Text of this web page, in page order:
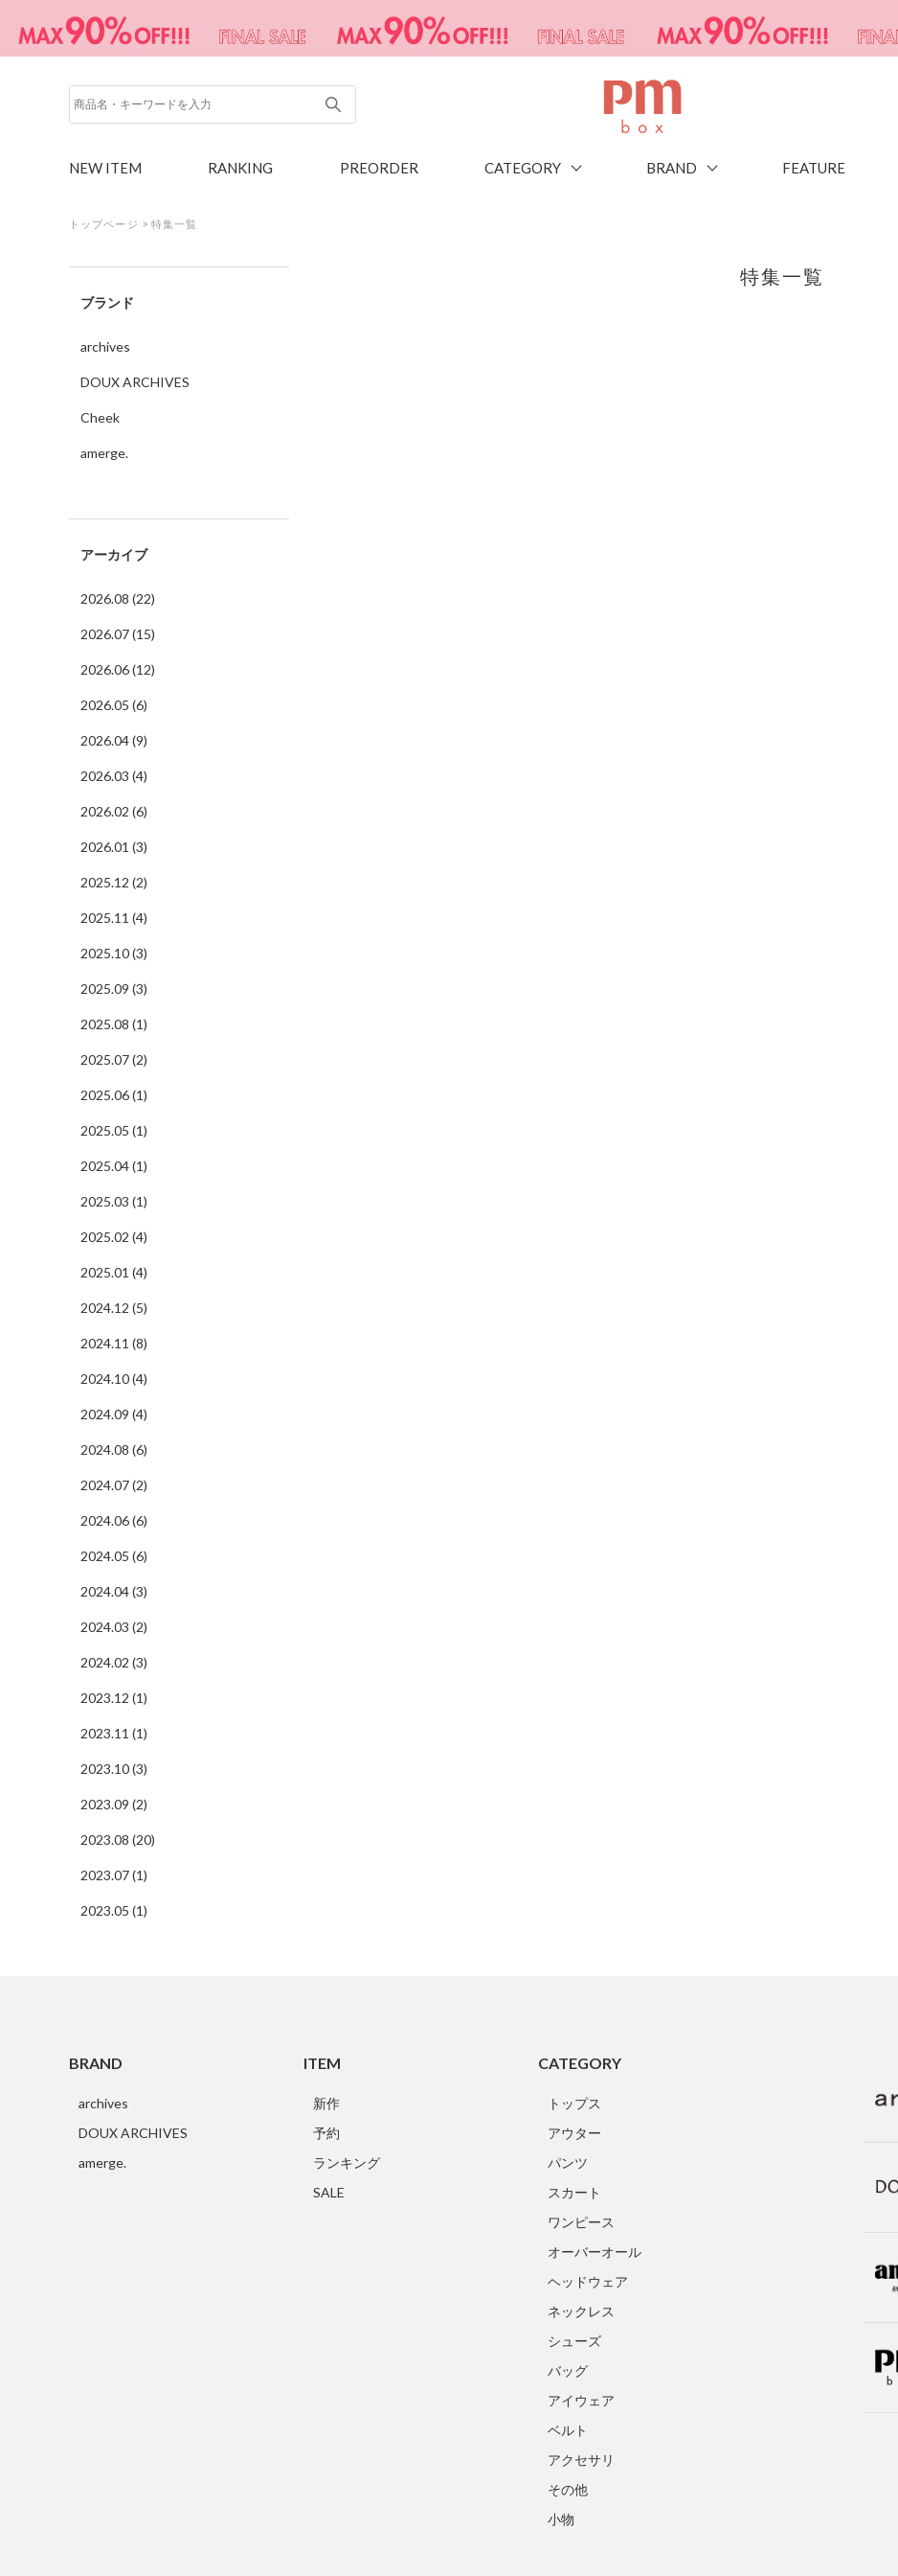
NEW ITEM RANKING PREORDER CATEGORY BRAND FEATURE
トップページ > 特集一覧
ブランド
archives
DOUX ARCHIVES
Cheek
amerge.
アーカイブ
2026.08 (22)
2026.07 (15)
2026.06 (12)
2026.05 (6)
2026.04 (9)
2026.03 (4)
2026.02 (6)
2026.01 (3)
2025.12 (2)
2025.11 (4)
2025.10 (3)
2025.09 (3)
2025.08 (1)
2025.07 (2)
2025.06 (1)
2025.05 (1)
2025.04 (1)
2025.03 (1)
2025.02 (4)
2025.01 (4)
2024.12 (5)
2024.11 (8)
2024.10 (4)
2024.09 (4)
2024.08 (6)
2024.07 (2)
2024.06 (6)
2024.05 (6)
2024.04 (3)
2024.03 (2)
2024.02 (3)
2023.12 (1)
2023.11 (1)
2023.10 (3)
2023.09 (2)
2023.08 (20)
2023.07 (1)
2023.05 (1)
特集一覧
BRAND
archives
DOUX ARCHIVES
amerge.
ITEM
新作
予約
ランキング
SALE
CATEGORY
トップス
アウター
パンツ
スカート
ワンピース
オーバーオール
ヘッドウェア
ネックレス
シューズ
バッグ
アイウェア
ベルト
アクセサリ
その他
小物